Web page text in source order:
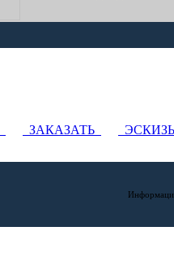
ЗАКАЗАТЬ